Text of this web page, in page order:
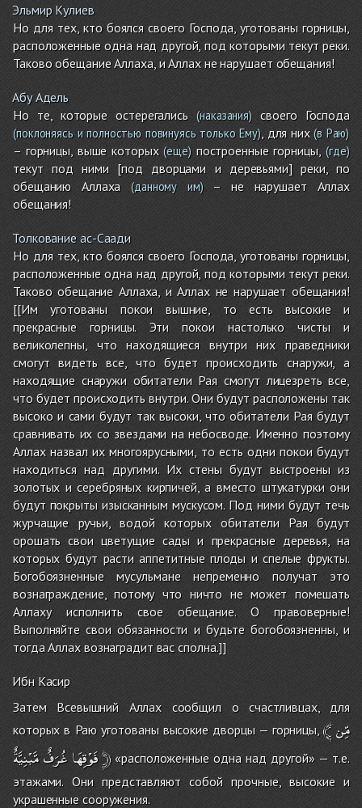
Эльмир Кулиев
Но для тех, кто боялся своего Господа, уготованы горницы,
расположенные одна над другой, под которыми текут реки.
Таково обещание Аллаха, и Аллах не нарушает обещания!
Абу Адель
Но те, которые остерегались (наказания) своего Господа
(поклоняясь и полностью повинуясь только Ему) , для них(в Раю)
– горницы, выше которых(еще)построенные горницы, (где)
текут под ними [под дворцами и деревьями] реки, по
обещанию Аллаха (данному им)– не нарушает Аллах
обещания!
Толкование ас-Саади
Но для тех, кто боялся своего Господа, уготованы горницы,
расположенные одна над другой, под которыми текут реки.
Таково обещание Аллаха, и Аллах не нарушает обещания!
[[Им уготованы покои вышние, то есть высокие и
прекрасные горницы. Эти покои настолько чисты и
великолепны, что находящиеся внутри них праведники
смогут видеть все, что будет происходить снаружи, а
находящие снаружи обитатели Рая смогут лицезреть все,
что будет происходить внутри. Они будут расположены так
высоко и сами будут так высоки, что обитатели Рая будут
сравнивать их со звездами на небосводе. Именно поэтому
Аллах назвал их многоярусными, то есть одни покои будут
находиться над другими. Их стены будут выстроены из
золотых и серебряных кирпичей, а вместо штукатурки они
будут покрыты изысканным мускусом. Под ними будут течь
журчащие ручьи, водой которых обитатели Рая будут
орошать свои цветущие сады и прекрасные деревья, на
которых будут расти аппетитные плоды и спелые фрукты.
Богобоязненные мусульмане непременно получат это
вознаграждение, потому что ничто не может помешать
Аллаху исполнить свое обещание. О правоверные!
Выполняйте свои обязанности и будьте богобоязненны, и
тогда Аллах вознаградит вас сполна.]]
Ибн Касир
Затем Всевышний Аллах сообщил о счастливцах, для
которых в Раю уготованы высокие дворцы — горницы,﴾مِّن
فَوْقِهَاغُرَفٌمَّبْنِيَّةٌ ﴿«расположенные одна над другой» — т.е.
этажами. Они представляют собой прочные, высокие и
украшенные сооружения.